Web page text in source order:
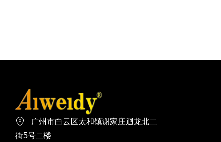

广州市白云区太和镇谢家庄迴龙北二
街5号二楼